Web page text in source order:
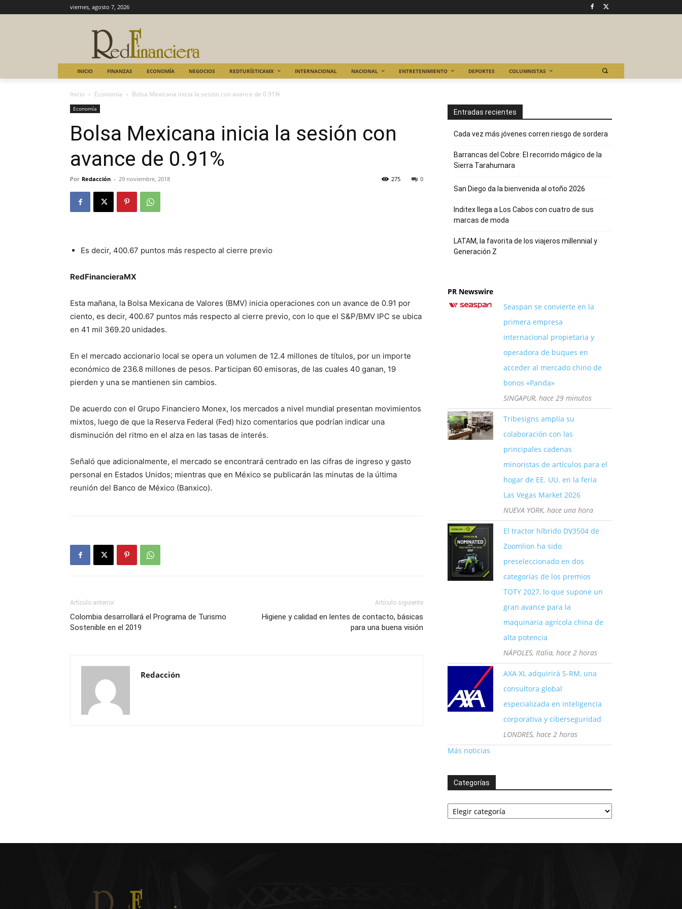
viernes, agosto 7, 2026
INICIO FINANZAS ECONOMÍA NEGOCIOS REDTURÍSTICAMX INTERNACIONAL NACIONAL ENTRETENIMIENTO DEPORTES COLUMNISTAS
Inicio Economía Bolsa Mexicana inicia la sesión con avance de 0.91%
Economía
Bolsa Mexicana inicia la sesión con
avance de 0.91%
Por Redacción - 29 noviembre, 2018 0
275
Es decir, 400.67 puntos más respecto al cierre previo
RedFinancieraMX
Esta mañana, la Bolsa Mexicana de Valores (BMV) inicia operaciones con un avance de 0.91 por
ciento, es decir, 400.67 puntos más respecto al cierre previo, con lo que el S&P/BMV IPC se ubica
en 41 mil 369.20 unidades.
En el mercado accionario local se opera un volumen de 12.4 millones de títulos, por un importe
económico de 236.8 millones de pesos. Participan 60 emisoras, de las cuales 40 ganan, 19
pierden y una se mantienen sin cambios.
De acuerdo con el Grupo Financiero Monex, los mercados a nivel mundial presentan movimientos
mixtos, luego de que la Reserva Federal (Fed) hizo comentarios que podrían indicar una
disminución del ritmo en el alza en las tasas de interés.
Señaló que adicionalmente, el mercado se encontrará centrado en las cifras de ingreso y gasto
personal en Estados Unidos; mientras que en México se publicarán las minutas de la última
reunión del Banco de México (Banxico).
Artículo anterior
Colombia desarrollará el Programa de Turismo
Sostenible en el 2019
Artículo siguiente
Higiene y calidad en lentes de contacto, básicas
para una buena visión
Redacción
Entradas recientes
Cada vez más jóvenes corren riesgo de sordera
Barrancas del Cobre: El recorrido mágico de la
Sierra Tarahumara
San Diego da la bienvenida al otoño 2026
Inditex llega a Los Cabos con cuatro de sus
marcas de moda
LATAM, la favorita de los viajeros millennial y
Generación Z
PR Newswire
Seaspan se convierte en la
primera empresa
internacional propietaria y
operadora de buques en
acceder al mercado chino de
bonos «Panda»
SINGAPUR, hace 29 minutos
Tribesigns amplía su
colaboración con las
principales cadenas
minoristas de artículos para el
hogar de EE. UU. en la feria
Las Vegas Market 2026
NUEVA YORK, hace una hora
El tractor híbrido DV3504 de
Zoomlion ha sido
preseleccionado en dos
categorías de los premios
TOTY 2027, lo que supone un
gran avance para la
maquinaria agrícola china de
alta potencia
NÁPOLES, Italia, hace 2 horas
AXA XL adquirirá S-RM, una
consultora global
especializada en inteligencia
corporativa y ciberseguridad
LONDRES, hace 2 horas
Más noticias
Categorías
Categorías